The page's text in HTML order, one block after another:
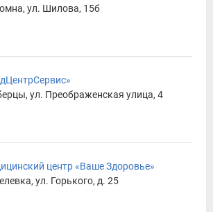
ул. Шилова, 15б
ул. Преображенская улица, 4
центр «Ваше Здоровье»
ул. Горького, д. 25